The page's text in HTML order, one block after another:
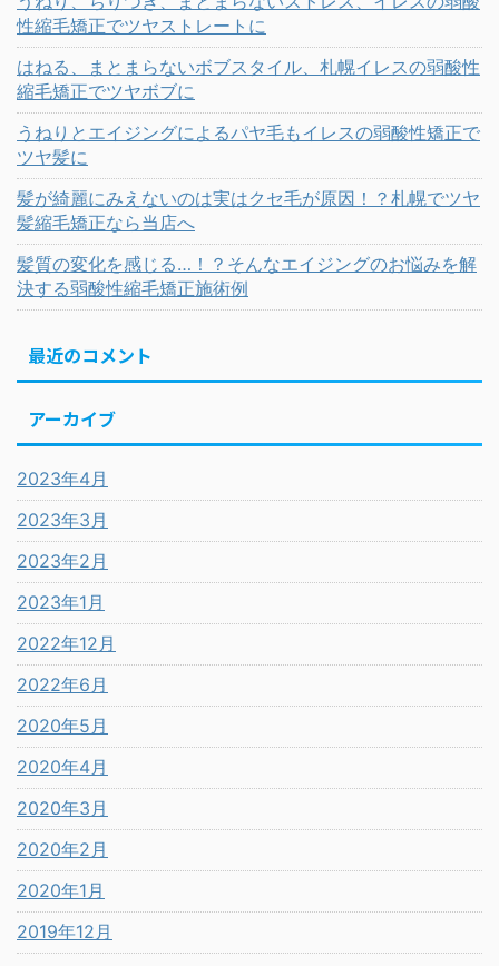
性縮毛矯正でツヤストレートに
はねる、まとまらないボブスタイル、札幌イレスの弱酸性
縮毛矯正でツヤボブに
うねりとエイジングによるパヤ毛もイレスの弱酸性矯正で
ツヤ髪に
髪が綺麗にみえないのは実はクセ毛が原因！？札幌でツヤ
髪縮毛矯正なら当店へ
髪質の変化を感じる…！？そんなエイジングのお悩みを解
決する弱酸性縮毛矯正施術例
最近のコメント
アーカイブ
2023年4月
2023年3月
2023年2月
2023年1月
2022年12月
2022年6月
2020年5月
2020年4月
2020年3月
2020年2月
2020年1月
2019年12月